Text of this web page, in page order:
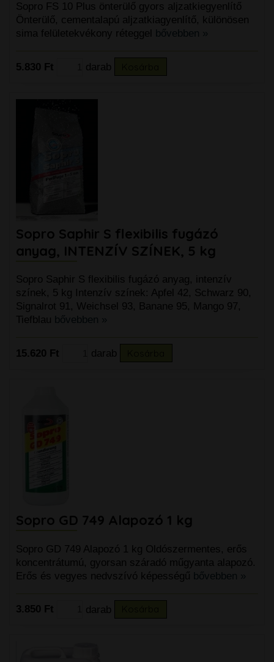
Sopro FS 10 Plus önterülő gyors aljzatkiegyenlítő
Önterülő, cementalapú aljzatkiagyenlítő, különösen
sima felületekvékony réteggel
bővebben »
5.830 Ft darab
Sopro Saphir S flexibilis fugázó
anyag, INTENZÍV SZÍNEK, 5 kg
Sopro Saphir S flexibilis fugázó anyag, intenzív
színek, 5 kg Intenzív színek: Apfel 42, Schwarz 90,
Signalrot 91, Weichsel 93, Banane 95, Mango 97,
Tiefblau bővebben »
15.620 Ft darab
Sopro GD 749 Alapozó 1 kg
Sopro GD 749 Alapozó 1 kg Oldószermentes, erős
koncentrátumú, gyorsan száradó műgyanta alapozó.
Erős és vegyes nedvszívó képességű bővebben »
3.850 Ft darab